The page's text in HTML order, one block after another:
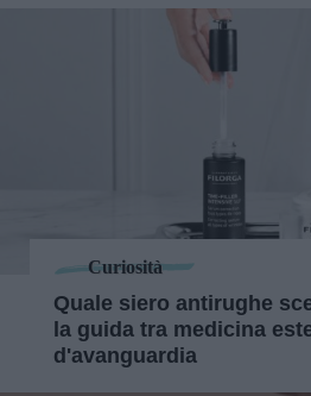
Curiosità
Quale siero antirughe
la guida tra medicina
d'avanguardia